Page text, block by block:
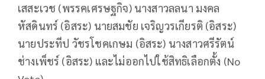
เสสะเวช (พรรคเศรษฐกิจ) นางสาวลลนา มงคล
หัสดินทร์ (อิสระ) นายสมชัย เจริญวรเกียรติ (อิสระ)
นายประทีป วัชรโชคเกษม (อิสระ) นางสาวศรีรัตน์
ช่างเพ็ชร์ (อิสระ) และไม่ออกไปใช้สิทธิเลือกตั้ง (No